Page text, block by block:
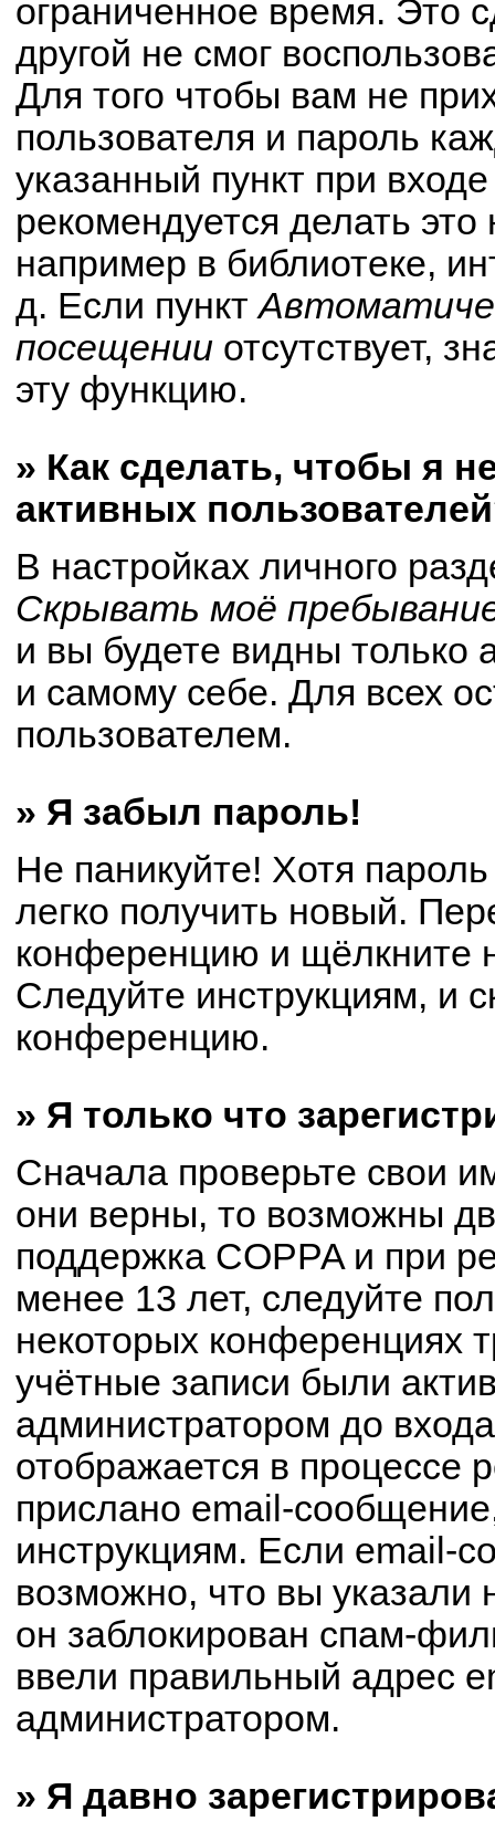
ограниченное время. Это
другой не смог
Для того чтобы вам не
пользователя и пароль
указанный пункт при
рекомендуется делать
например в библиотеке,
д. Если пункт
посещении отсутствует,
эту функцию.
» Как сделать, чтобы я
активных
В настройках личного
Скрывать моё
и вы будете видны только
и самому себе. Для всех
пользователем.
» Я забыл пароль!
Не паникуйте! Хотя
легко получить новый.
конференцию и щёлкните
Следуйте инструкциям, и
конференцию.
» Я только что
Сначала проверьте свои
они верны, то возможны
поддержка COPPA и при
менее 13 лет, следуйте
некоторых конференциях
учётные записи были
администратором до
отображается в процессе
прислано email-
инструкциям. Если email-
возможно, что вы
он заблокирован спам-
ввели правильный адрес
администратором.
» Я давно